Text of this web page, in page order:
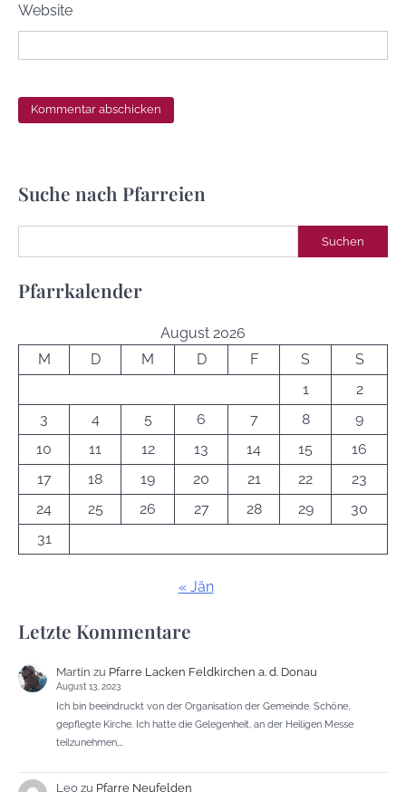
Website
Suche nach Pfarreien
Suchen
Pfarrkalender
August 2026
M
D M D F S
S
1
2
3
4 5 6 7 8
9
10
11 12 13 14 15
16
17
18 19 20 21 22
23
24
25 26 27 28 29
30
31
« Jän
Letzte Kommentare
Martin zu Pfarre Lacken Feldkirchen a. d. Donau
August 13, 2023
Ich bin beeindruckt von der Organisation der Gemeinde. Schöne,
gepflegte Kirche. Ich hatte die Gelegenheit, an der Heiligen Messe
teilzunehmen,…
Leozu Pfarre Neufelden